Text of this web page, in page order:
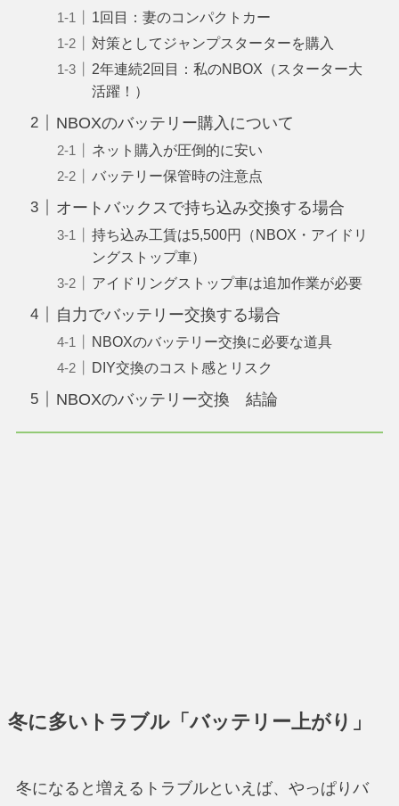
1回目：妻のコンパクトカー
対策としてジャンプスターターを購入
2年連続2回目：私のNBOX（スターター大
活躍！）
NBOXのバッテリー購入について
ネット購入が圧倒的に安い
バッテリー保管時の注意点
オートバックスで持ち込み交換する場合
持ち込み工賃は5,500円（NBOX・アイドリ
ングストップ車）
アイドリングストップ車は追加作業が必要
自力でバッテリー交換する場合
NBOXのバッテリー交換に必要な道具
DIY交換のコスト感とリスク
NBOXのバッテリー交換 結論
冬に多いトラブル「バッテリー上がり」
冬になると増えるトラブルといえば、やっぱりバ